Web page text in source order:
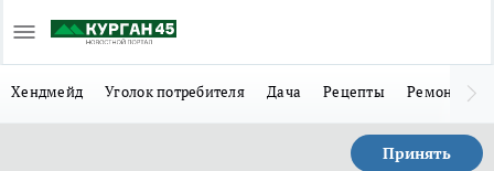
Хендмейд Уголок потребителя Дача Рецепты Ремонт
Принять